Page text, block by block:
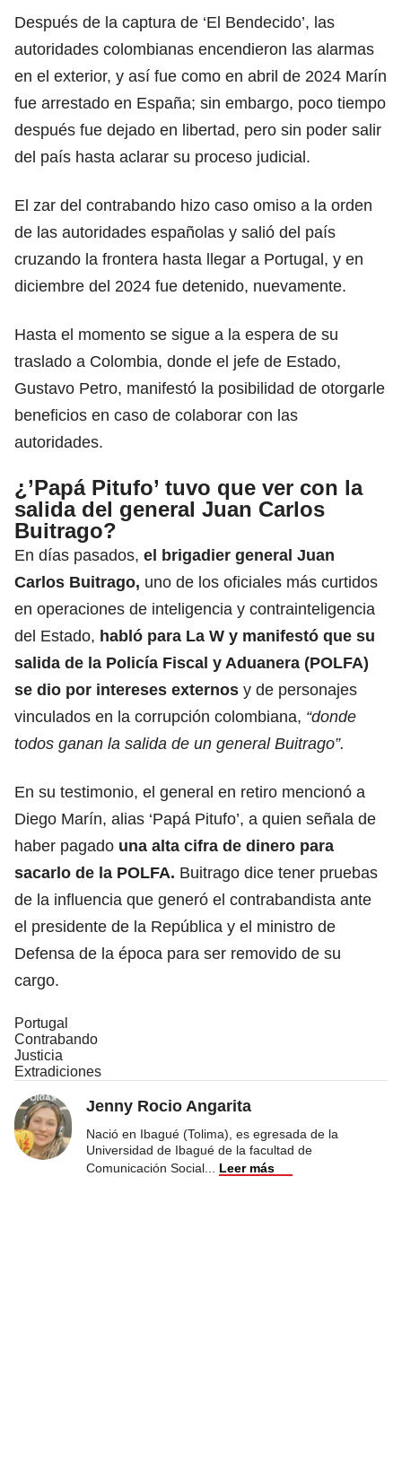
Después de la captura de ‘El Bendecido’, las
autoridades colombianas encendieron las alarmas
en el exterior, y así fue como en abril de 2024 Marín
fue arrestado en España; sin embargo, poco tiempo
después fue dejado en libertad, pero sin poder salir
del país hasta aclarar su proceso judicial.
El zar del contrabando hizo caso omiso a la orden
de las autoridades españolas y salió del país
cruzando la frontera hasta llegar a Portugal, y en
diciembre del 2024 fue detenido, nuevamente.
Hasta el momento se sigue a la espera de su
traslado a Colombia, donde el jefe de Estado,
Gustavo Petro, manifestó la posibilidad de otorgarle
beneficios en caso de colaborar con las
autoridades.
¿’Papá Pitufo’ tuvo que ver con la
salida del general Juan Carlos
Buitrago?
En días pasados, el brigadier general Juan
Carlos Buitrago, uno de los oficiales más curtidos
en operaciones de inteligencia y contrainteligencia
del Estado, habló para La W y manifestó que su
salida de la Policía Fiscal y Aduanera (POLFA)
se dio por intereses externos y de personajes
vinculados en la corrupción colombiana, “donde
todos ganan la salida de un general Buitrago”.
En su testimonio, el general en retiro mencionó a
Diego Marín, alias ‘Papá Pitufo’, a quien señala de
haber pagado una alta cifra de dinero para
sacarlo de la POLFA. Buitrago dice tener pruebas
de la influencia que generó el contrabandista ante
el presidente de la República y el ministro de
Defensa de la época para ser removido de su
cargo.
Portugal
Contrabando
Justicia
Extradiciones
Jenny Rocio Angarita
Nació en Ibagué (Tolima), es egresada de la
Universidad de Ibagué de la facultad de
Comunicación Social
Leer más